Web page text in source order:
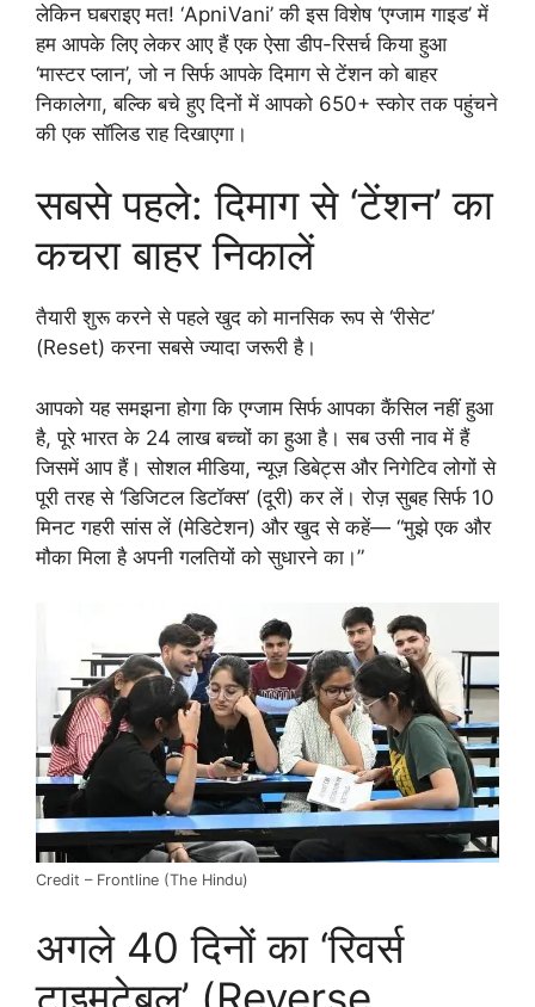
लेकिन घबराइए मत! ‘ApniVani’ की इस विशेष ‘एग्जाम गाइड’ में
हम आपके लिए लेकर आए हैं एक ऐसा डीप-रिसर्च किया हुआ
‘मास्टर प्लान’, जो न सिर्फ आपके दिमाग से टेंशन को बाहर
निकालेगा, बल्कि बचे हुए दिनों में आपको 650+ स्कोर तक पहुंचने
की एक सॉलिड राह दिखाएगा।
सबसे पहले: दिमाग से ‘टेंशन’ का
कचरा बाहर निकालें
तैयारी शुरू करने से पहले खुद को मानसिक रूप से ‘रीसेट’
(Reset) करना सबसे ज्यादा जरूरी है।
आपको यह समझना होगा कि एग्जाम सिर्फ आपका कैंसिल नहीं हुआ
है, पूरे भारत के 24 लाख बच्चों का हुआ है। सब उसी नाव में हैं
जिसमें आप हैं। सोशल मीडिया, न्यूज़ डिबेट्स और निगेटिव लोगों से
पूरी तरह से ‘डिजिटल डिटॉक्स’ (दूरी) कर लें। रोज़ सुबह सिर्फ 10
मिनट गहरी सांस लें (मेडिटेशन) और खुद से कहें— “मुझे एक और
मौका मिला है अपनी गलतियों को सुधारने का।”
Credit – Frontline (The Hindu)
अगले 40 दिनों का ‘रिवर्स